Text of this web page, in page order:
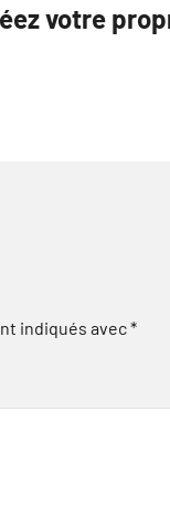
votre
indiqués avec*